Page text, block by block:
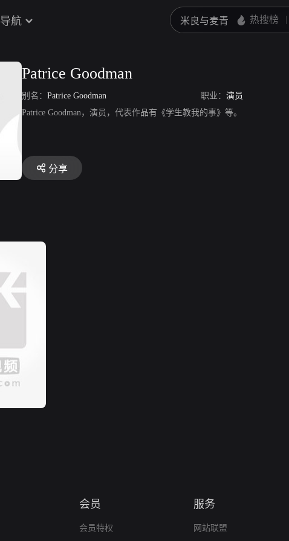
导航
Patrice Goodman
别名： Patrice Goodman 职业： 演员
Patrice Goodman，演员，代表作品有《学生教我的事》等。
分享
会员
会员特权
服务
网站联盟